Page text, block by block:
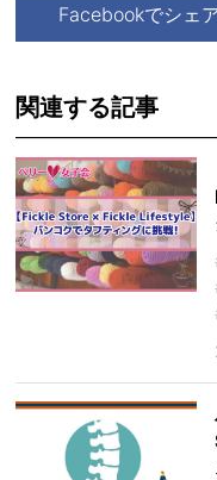
Facebookでシェ
関連する記事